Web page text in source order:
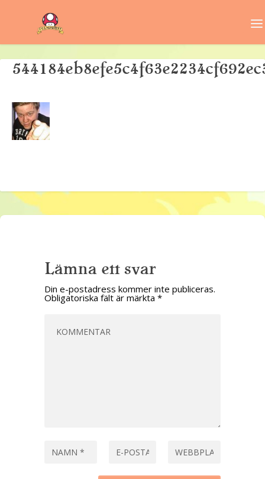
Lämna ett svar
Din e-postadress kommer inte publiceras.
Obligatoriska fält är märkta *